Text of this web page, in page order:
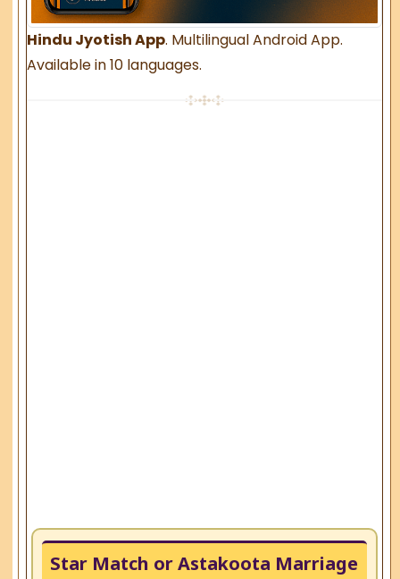
Hindu Jyotish App. Multilingual Android App.
Available in 10 languages.
Star Match or Astakoota Marriage